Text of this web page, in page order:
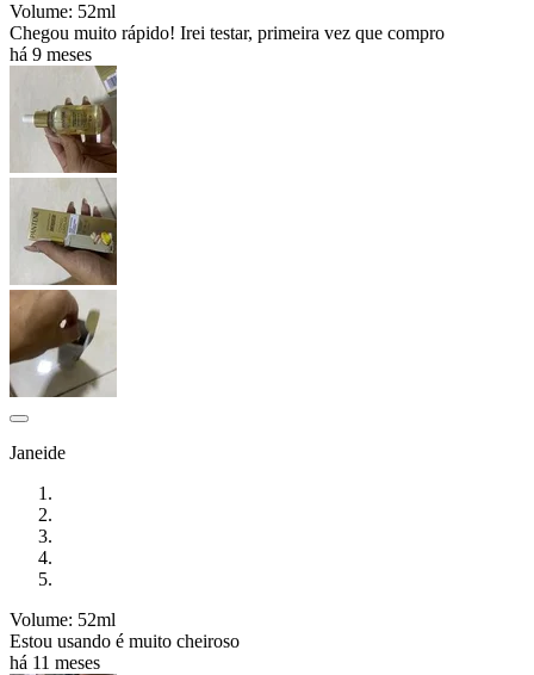
Volume: 52ml
Chegou muito rápido! Irei testar, primeira vez que compro
há 9 meses
Janeide
Volume: 52ml
Estou usando é muito cheiroso
há 11 meses